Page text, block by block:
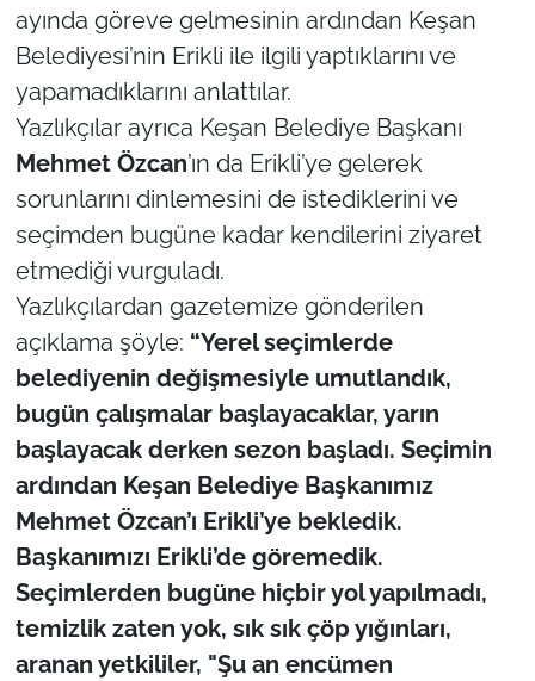
ayında göreve gelmesinin ardından Keşan
Belediyesi’nin Erikli ile ilgili yaptıklarını ve
yapamadıklarını anlattılar.
Yazlıkçılar ayrıca Keşan Belediye Başkanı
Mehmet Özcan’ın da Erikli’ye gelerek
sorunlarını dinlemesini de istediklerini ve
seçimden bugüne kadar kendilerini ziyaret
etmediği vurguladı.
Yazlıkçılardan gazetemize gönderilen
açıklama şöyle: “Yerel seçimlerde
belediyenin değişmesiyle umutlandık,
bugün çalışmalar başlayacaklar, yarın
başlayacak derken sezon başladı. Seçimin
ardından Keşan Belediye Başkanımız
Mehmet Özcan’ı Erikli’ye bekledik.
Başkanımızı Erikli’de göremedik.
Seçimlerden bugüne hiçbir yol yapılmadı,
temizlik zaten yok, sık sık çöp yığınları,
aranan yetkililer, "Şu an encümen
KIRKLARELİ
ÇANAKKALE
TÜRKİYE
Bölge
Güvenlik
Genel
Politika
Flaş Haber
Dış Haberler
Magazin
İş Dünyası